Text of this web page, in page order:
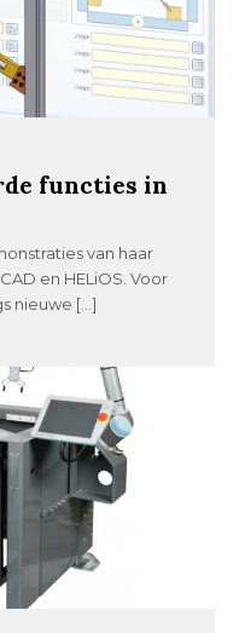
functies in
van haar
en HELiOS. Voor
nieuwe […]